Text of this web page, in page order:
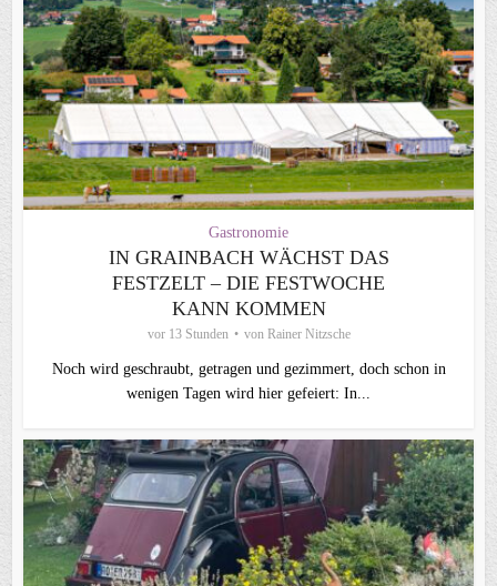
Gastronomie
IN GRAINBACH WÄCHST DAS
FESTZELT – DIE FESTWOCHE
KANN KOMMEN
vor 13 Stunden von Rainer Nitzsche
Noch wird geschraubt, getragen und gezimmert, doch schon in
wenigen Tagen wird hier gefeiert: In...